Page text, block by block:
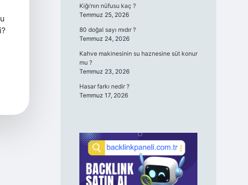
Kiğı’nın nüfusu kaç ?
Temmuz 25, 2026
80 doğal sayı mıdır ?
Temmuz 24, 2026
Kahve makinesinin su haznesine süt konur
mu ?
Temmuz 23, 2026
Hasar farkı nedir ?
Temmuz 17, 2026